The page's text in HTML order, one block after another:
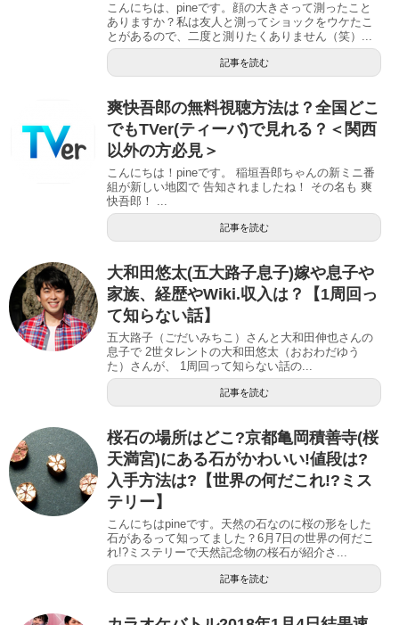
こんにちは、pineです。顔の大きさって測ったこと
ありますか？私は友人と測ってショックをウケたこ
とがあるので、二度と測りたくありません（笑）...
記事を読む
爽快吾郎の無料視聴方法は？全国どこ
でもTVer(ティーバ)で見れる？＜関西
以外の方必見＞
こんにちは！pineです。 稲垣吾郎ちゃんの新ミニ番
組が新しい地図で 告知されましたね！ その名も 爽
快吾郎！ ...
記事を読む
大和田悠太(五大路子息子)嫁や息子や
家族、経歴やWiki.収入は？【1周回っ
て知らない話】
五大路子（ごだいみちこ）さんと大和田伸也さんの
息子で 2世タレントの大和田悠太（おおわだゆう
た）さんが、 1周回って知らない話の...
記事を読む
桜石の場所はどこ?京都亀岡積善寺(桜
天満宮)にある石がかわいい!値段は?
入手方法は?【世界の何だこれ!?ミス
テリー】
こんにちはpineです。天然の石なのに桜の形をした
石があるって知ってました？6月7日の世界の何だこ
れ!?ミステリーで天然記念物の桜石が紹介さ...
記事を読む